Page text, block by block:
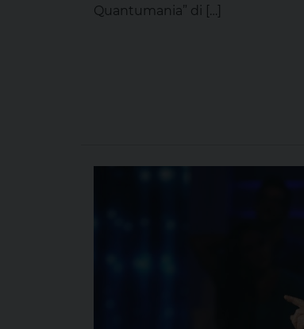
Quantumania” di […]